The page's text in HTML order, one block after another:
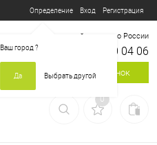
Определение
Ваш город?
Да Выбрать другой
Вход Регистрация
Бесплатный звонок по России
8 800 700 04 06
Заказать звонок
0